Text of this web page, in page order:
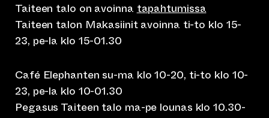
Taiteen talo on avoinna tapahtumissa
Taiteen talon Makasiinit avoinna ti-to klo 15-
23, pe-la klo 15-01.30
Café Elephanten su-ma klo 10-20, ti-to klo 10-
23, pe-la klo 10-01.30
Pegasus Taiteen talo ma-pe lounas klo 10.30-